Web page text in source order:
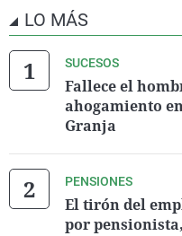
LO MÁS
SUCESOS
Fallece el
ahogamiento
Granja
PENSIONES
El tirón del
por